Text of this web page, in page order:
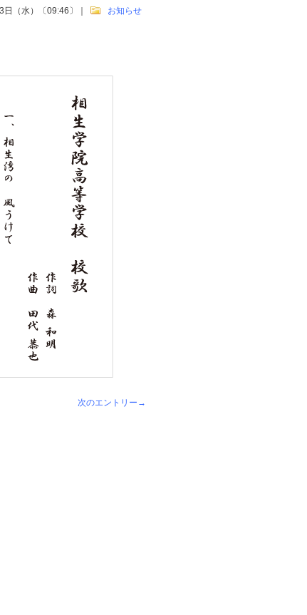
（水）〔09:46〕
｜
お知らせ
次のエントリー→